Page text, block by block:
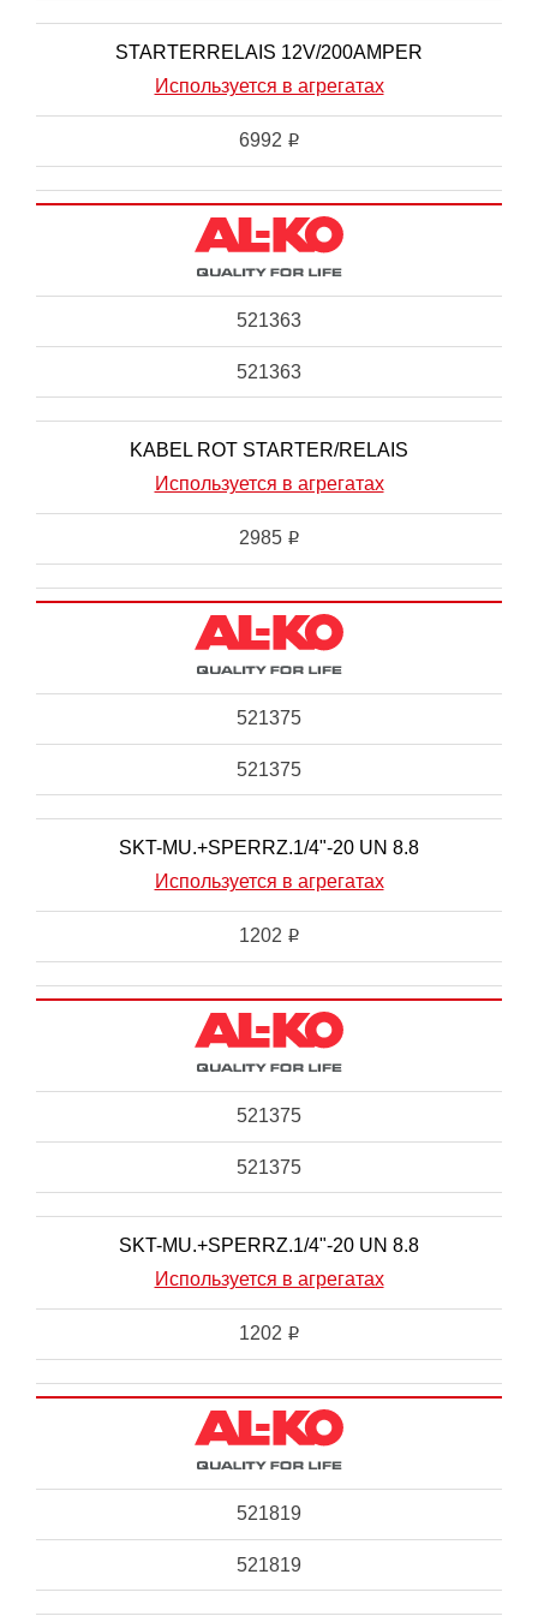
STARTERRELAIS 12V/200AMPER
Используется в агрегатах
6992 i
521363
521363
KABEL ROT STARTER/RELAIS
Используется в агрегатах
2985 i
521375
521375
SKT-MU.+SPERRZ.1/4"-20 UN 8.8
Используется в агрегатах
1202 i
521375
521375
SKT-MU.+SPERRZ.1/4"-20 UN 8.8
Используется в агрегатах
1202 i
521819
521819